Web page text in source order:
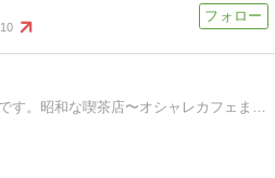
10